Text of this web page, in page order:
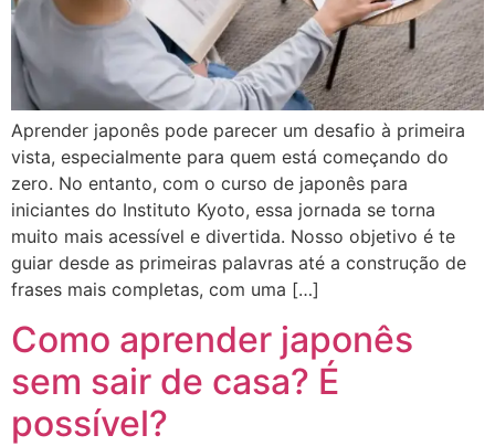
Aprender japonês pode parecer um desafio à primeira
vista, especialmente para quem está começando do
zero. No entanto, com o curso de japonês para
iniciantes do Instituto Kyoto, essa jornada se torna
muito mais acessível e divertida. Nosso objetivo é te
guiar desde as primeiras palavras até a construção de
frases mais completas, com uma […]
Como aprender japonês
sem sair de casa? É
possível?